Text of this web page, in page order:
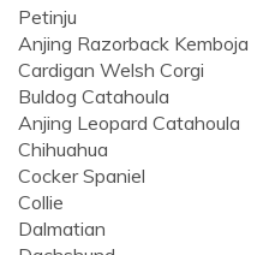
Petinju
Anjing Razorback Kemboja
Cardigan Welsh Corgi
Buldog Catahoula
Anjing Leopard Catahoula
Chihuahua
Cocker Spaniel
Collie
Dalmatian